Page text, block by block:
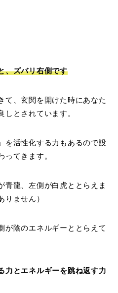
、ズバリ右側です
て、玄関を開けた時にあなた
しとされています。
を活性化する力もあるので設
ってきます。
青龍、左側が白虎ととらえま
りません）
が陰のエネルギーととらえて
力とエネルギーを跳ね返す力